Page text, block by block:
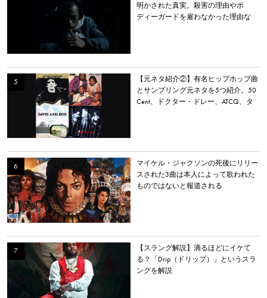
明かされた真実。殺害の理由やボ
ディーガードを雇わなかった理由な
【元ネタ紹介②】有名ヒップホップ曲
とサンプリング元ネタを5つ紹介。50
Cent、ドクター・ドレー、ATCQ、タ
マイケル・ジャクソンの死後にリリー
スされた3曲は本人によって歌われた
ものではないと報道される
【スラング解説】滴るほどにイケて
る？「Drip（ドリップ）」というスラ
ングを解説